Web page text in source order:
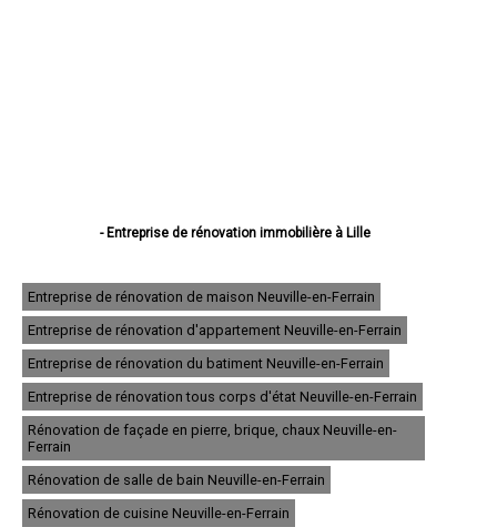
- Entreprise de rénovation immobilière à Lille
- Entreprise de rénovation immobilière à Tourcoing
- Entreprise de rénovation immobilière à Villeneuve-d'Ascq
- Entreprise de rénovation immobilière à Valenciennes
- Entreprise de rénovation immobilière à Douai
- Entreprise de rénovation immobilière à Wattrelos
- Entreprise de rénovation immobilière à Marcq-en-Barœul
- Entreprise de rénovation immobilière à Maubeuge
- Entreprise de rénovation immobilière à Cambrai
- Entreprise de rénovation immobilière à Armentières
- Entreprise de rénovation immobilière à Coudekerque-Branche
- Entreprise de rénovation immobilière à La Madeleine
Entreprise de rénovation de maison Neuville-en-Ferrain
Entreprise de rénovation d'appartement Neuville-en-Ferrain
Entreprise de rénovation du batiment Neuville-en-Ferrain
Entreprise de rénovation tous corps d'état Neuville-en-Ferrain
Rénovation de façade en pierre, brique, chaux Neuville-en-
Ferrain
Rénovation de salle de bain Neuville-en-Ferrain
Rénovation de cuisine Neuville-en-Ferrain